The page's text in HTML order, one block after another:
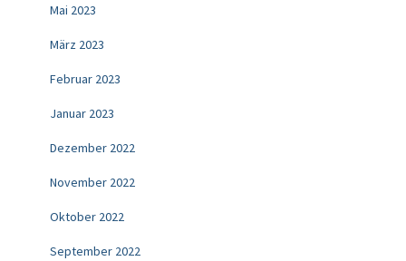
Mai 2023
März 2023
Februar 2023
Januar 2023
Dezember 2022
November 2022
Oktober 2022
September 2022